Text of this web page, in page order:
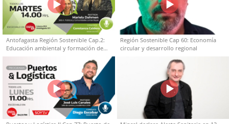
Antofagasta Región Sostenible Cap.2:
Educación ambiental y formación de
capacidades técnicas
Región Sostenible Cap 60: Economía
circular y desarrollo regional